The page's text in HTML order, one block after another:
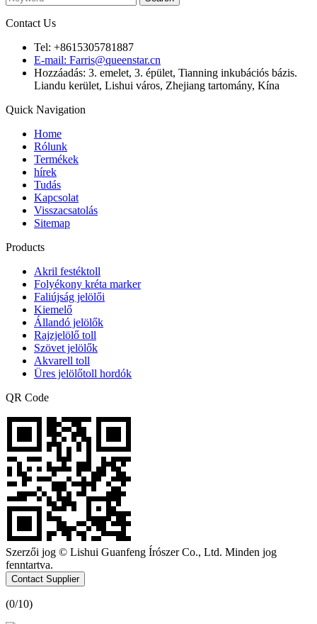
Contact Us
Tel: +8615305781887
E-mail: Farris@queenstar.cn
Hozzáadás: 3. emelet, 3. épület, Tianning inkubációs bázis.
Liandu kerület, Lishui város, Zhejiang tartomány, Kína
Quick Navigation
Home
Rólunk
Termékek
hírek
Tudás
Kapcsolat
Visszacsatolás
Sitemap
Products
Akril festéktoll
Folyékony kréta marker
Faliújság jelölői
Kiemelő
Állandó jelölők
Rajzjelölő toll
Szövet jelölők
Akvarell toll
Üres jelölőtoll hordók
QR Code
Szerzői jog © Lishui Guanfeng Írószer Co., Ltd. Minden jog
fenntartva.
Contact Supplier
(0/10)